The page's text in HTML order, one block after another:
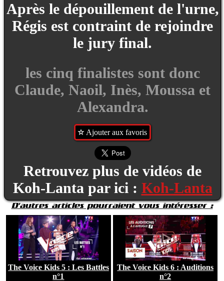
Après le dépouillement de l'urne,
Régis est contraint de rejoindre
le jury final.
les cinq finalistes sont donc
Claude, Naoil, Inès, Moussa et
Alexandra.
Ajouter aux favoris
Retrouvez plus de vidéos de
Koh-Lanta par ici : Koh-Lanta
D'autres articles pourraient vous intéresser :
The Voice Kids 5 : Les Battles
n°1
The Voice Kids 6 : Auditions
n°2